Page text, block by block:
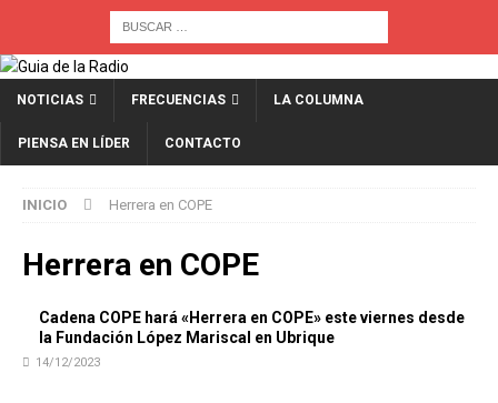
NOTICIAS FRECUENCIAS LA COLUMNA
PIENSA EN LÍDER CONTACTO
INICIO Herrera en COPE
Herrera en COPE
Cadena COPE hará «Herrera en COPE» este viernes desde
la Fundación López Mariscal en Ubrique
14/12/2023